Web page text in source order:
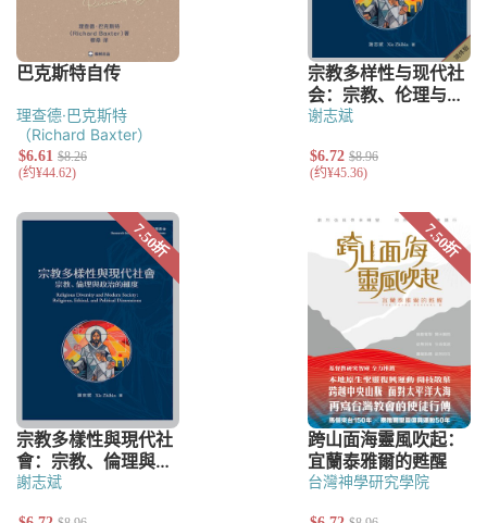
理查德·巴克斯特
（Richard Baxter）
谢志斌
謝志斌 台灣神學研究學院